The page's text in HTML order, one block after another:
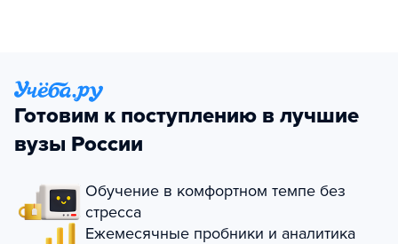
Готовим к поступлению в лучшие
вузы России
Обучение в комфортном темпе без
стресса
Ежемесячные пробники и аналитика